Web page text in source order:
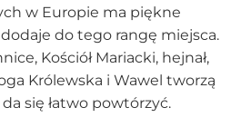
w Europie ma piękne
do tego rangę miejsca.
Kościół Mariacki, hejnał,
Królewska i Wawel tworzą
się łatwo powtórzyć.